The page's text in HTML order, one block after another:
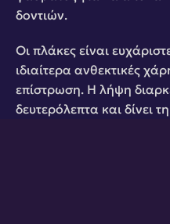
δοντιών.
Οι πλάκες είναι
ιδιαίτερα ανθεκτικές
επίστρωση. Η λήψη
δευτερόλεπτα και δίνει